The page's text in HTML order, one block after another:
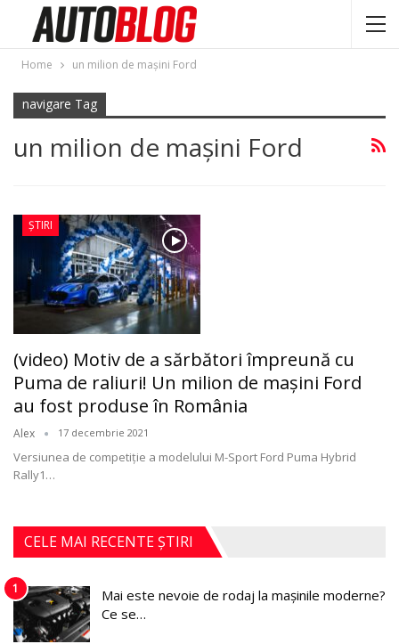
Home un milion de maşini Ford
navigare Tag
un milion de maşini Ford
ȘTIRI
(video) Motiv de a sărbători împreună cu
Puma de raliuri! Un milion de maşini Ford
au fost produse în România
Alex 17 decembrie 2021
Versiunea de competiție a modelului M-Sport Ford Puma Hybrid
Rally1…
CELE MAI RECENTE ȘTIRI
1
Mai este nevoie de rodaj la mașinile moderne?
Ce se…